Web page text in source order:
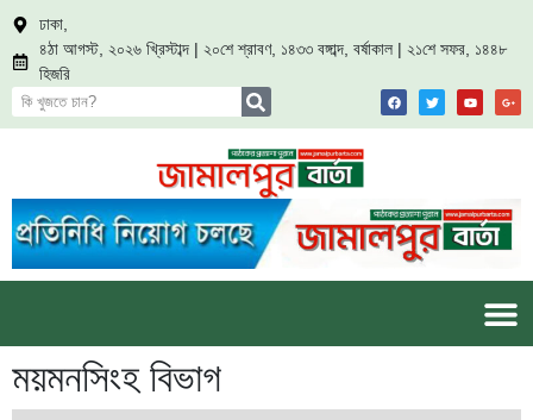
ঢাকা,
৪ঠা আগস্ট, ২০২৬ খ্রিস্টাব্দ | ২০শে শ্রাবণ, ১৪৩৩ বঙ্গাব্দ, বর্ষাকাল | ২১শে সফর, ১৪৪৮
হিজরি
ময়মনসিংহ বিভাগ